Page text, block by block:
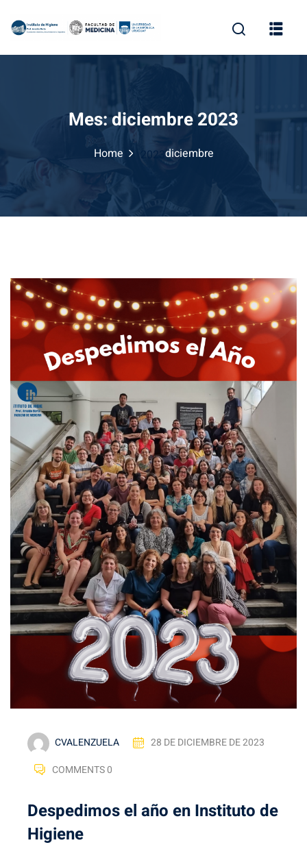
Mes:diciembre 2023
Home 2023diciembre
CVALENZUELA
28 DE DICIEMBRE DE 2023
COMMENTS 0
Despedimos el año en Instituto de
Higiene